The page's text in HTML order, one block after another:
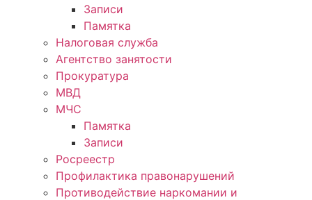
Записи
Памятка
Налоговая служба
Агентство занятости
Прокуратура
МВД
МЧС
Памятка
Записи
Росреестр
Профилактика правонарушений
Противодействие наркомании и